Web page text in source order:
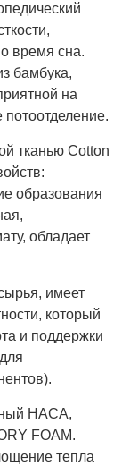
время сна.
бамбука,
на
тканью Cotton
образования
обладает
имеет
который
и поддержки
).
НАСА,
FOAM.
тепла